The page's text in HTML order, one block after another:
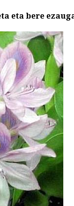
eta bere